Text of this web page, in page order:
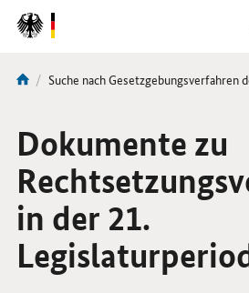
DirektZu:
Navigation
Sie
hier:
Aktuelle
Suche nach Gesetzgebungsverfahren
Dokumente zu
in der 21.